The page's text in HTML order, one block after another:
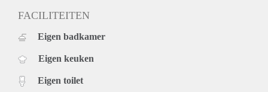
FACILITEITEN
Eigen badkamer
Eigen keuken
Eigen toilet